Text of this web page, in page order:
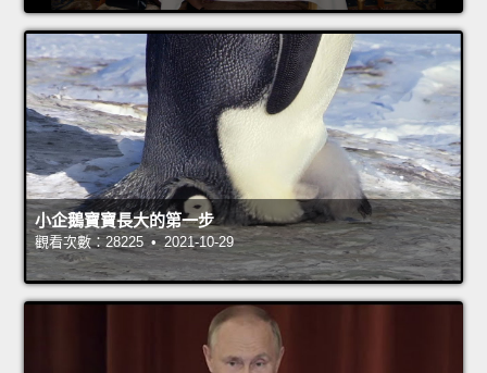
小企鵝寶寶長大的第一步
觀看次數：28225 • 2021-10-29